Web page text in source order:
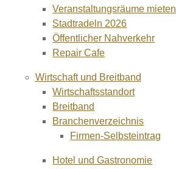
Veranstaltungsräume mieten
Stadtradeln 2026
Öffentlicher Nahverkehr
Repair Cafe
Wirtschaft und Breitband
Wirtschaftsstandort
Breitband
Branchenverzeichnis
Firmen-Selbsteintrag
Hotel und Gastronomie